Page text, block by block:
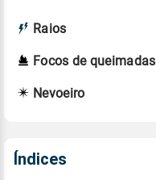
Raios
Focos de queimadas
Nevoeiro
Índices